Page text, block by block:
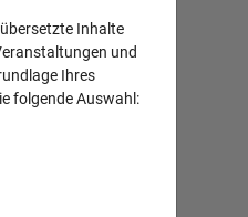
Inhalte
und
Ihres
folgende Auswahl: